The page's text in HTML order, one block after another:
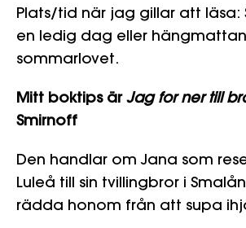
Plats/tid när jag gillar att läsa:
en ledig dag eller
sommarlovet.
Mitt boktips ärJag for ner till
Smirnoff
Den handlar om Jana som
Luleå till sin tvillingbror i
rädda honom från att supa